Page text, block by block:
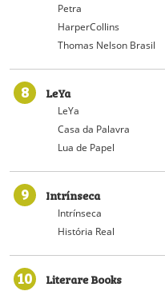
Petra
HarperCollins
Thomas Nelson Brasil
8 LeYa
LeYa
Casa da Palavra
Lua de Papel
9 Intrínseca
Intrínseca
História Real
10 Literare Books